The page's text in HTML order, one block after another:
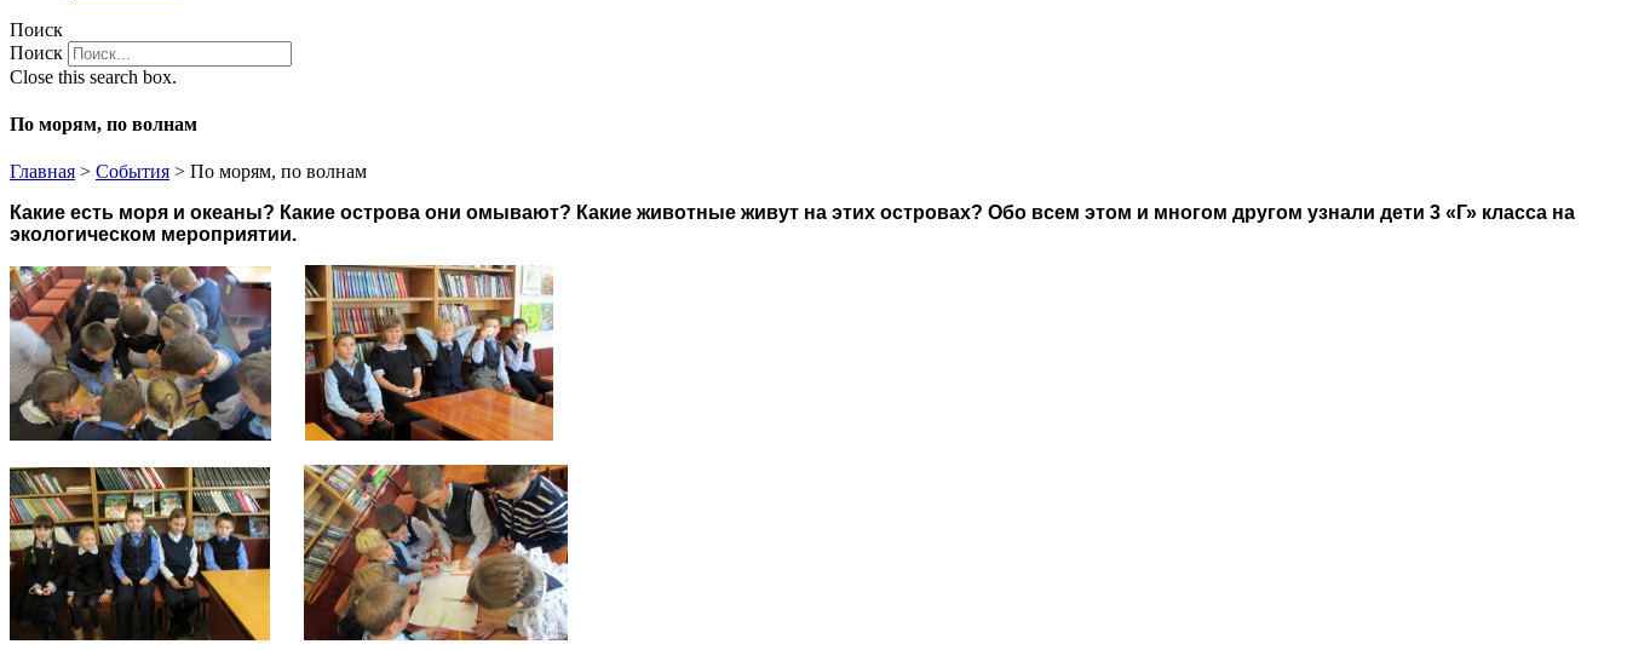
Поиск
Поиск
Close this search box.
По морям, по волнам
Главная > События > По морям, по волнам
Какие есть моря и океаны? Какие острова они омывают? Какие животные живут на этих островах? Обо всем этом и многом другом узнали дети 3 «Г» класса на
экологическом мероприятии.